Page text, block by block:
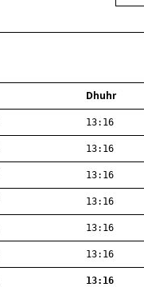
Dhuhr
13:16
13:16
13:16
13:16
13:16
13:16
13:16